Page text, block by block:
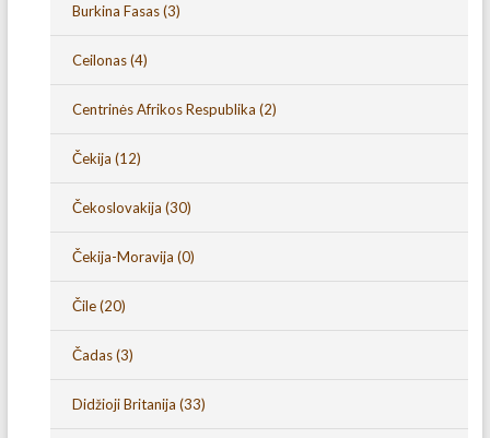
Burkina Fasas(3)
Ceilonas(4)
Centrinės Afrikos Respublika (2)
Čekija (12)
Čekoslovakija (30)
Čekija-Moravija (0)
Čile(20)
Čadas(3)
Didžioji Britanija (33)